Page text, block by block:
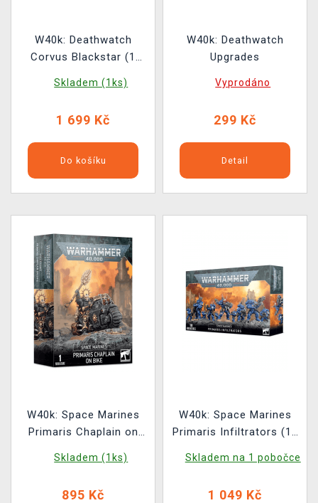
W40k: Deathwatch
Corvus Blackstar (1
Skladem (1ks)
1 699 Kč
Do košíku
W40k: Deathwatch
Upgrades
Vyprodáno
299 Kč
Detail
W40k: Space Marines
Primaris Chaplain on
Skladem (1ks)
895 Kč
W40k: Space Marines
Primaris Infiltrators (10
Skladem na 1 pobočce
1 049 Kč